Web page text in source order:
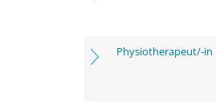
Physiotherapeut/-in